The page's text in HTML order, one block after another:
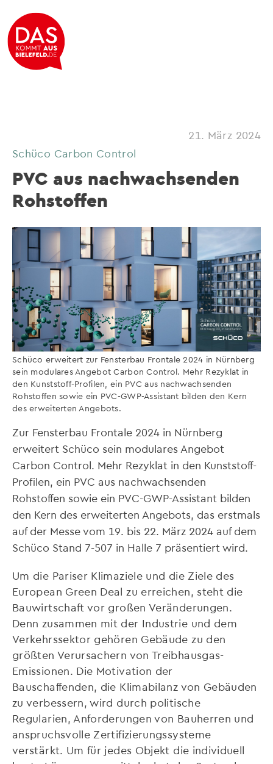
21. März 2024
Schüco Carbon Control
PVC aus nachwachsenden
Rohstoffen
Schüco erweitert zur Fensterbau Frontale 2024 in Nürnberg
sein modulares Angebot Carbon Control. Mehr Rezyklat in
den Kunststoff-Profilen, ein PVC aus nachwachsenden
Rohstoffen sowie ein PVC-GWP-Assistant bilden den Kern
des erweiterten Angebots.
Zur Fensterbau Frontale 2024 in Nürnberg
erweitert Schüco sein modulares Angebot
Carbon Control. Mehr Rezyklat in den Kunststoff-
Profilen, ein PVC aus nachwachsenden
Rohstoffen sowie ein PVC-GWP-Assistant bilden
den Kern des erweiterten Angebots, das erstmals
auf der Messe vom 19. bis 22. März 2024 auf dem
Schüco Stand 7-507 in Halle 7 präsentiert wird.
Um die Pariser Klimaziele und die Ziele des
European Green Deal zu erreichen, steht die
Bauwirtschaft vor großen Veränderungen.
Denn zusammen mit der Industrie und dem
Verkehrssektor gehören Gebäude zu den
größten Verursachern von Treibhausgas-
Emissionen. Die Motivation der
Bauschaffenden, die Klimabilanz von Gebäuden
zu verbessern, wird durch politische
Regularien, Anforderungen von Bauherren und
anspruchsvolle Zertifizierungssysteme
verstärkt. Um für jedes Objekt die individuell